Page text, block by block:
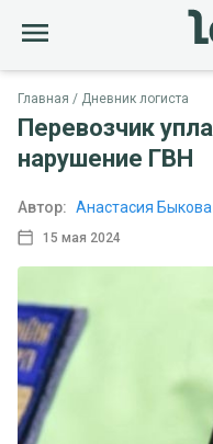
Главная Дневник логиста
Перевозчик
нарушение ГВН
15 мая 2024
Автор: Анастасия Быкова